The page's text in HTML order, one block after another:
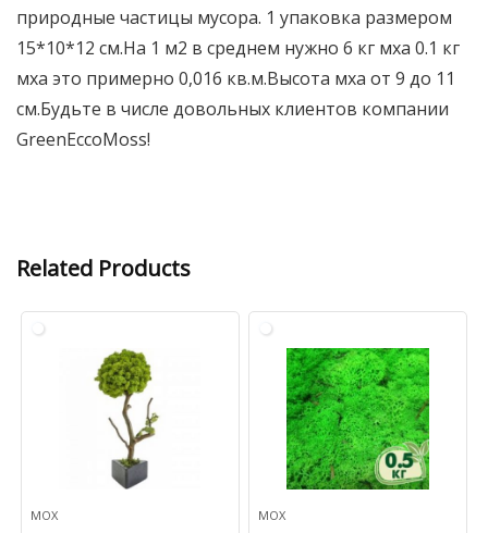
природные частицы мусора. 1 упаковка размером
15*10*12 см.На 1 м2 в среднем нужно 6 кг мха 0.1 кг
мха это примерно 0,016 кв.м.Высота мха от 9 до 11
см.Будьте в числе довольных клиентов компании
GreenEccoMoss!
Related Products
МОХ МОХ